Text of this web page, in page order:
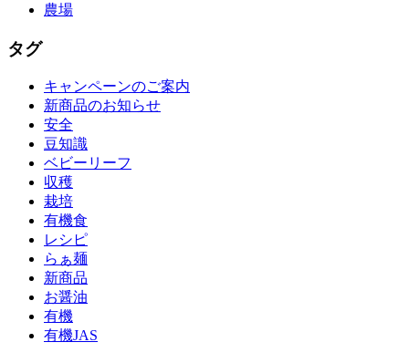
農場
タグ
キャンペーンのご案内
新商品のお知らせ
安全
豆知識
ベビーリーフ
収穫
栽培
有機食
レシピ
らぁ麺
新商品
お醤油
有機
有機JAS